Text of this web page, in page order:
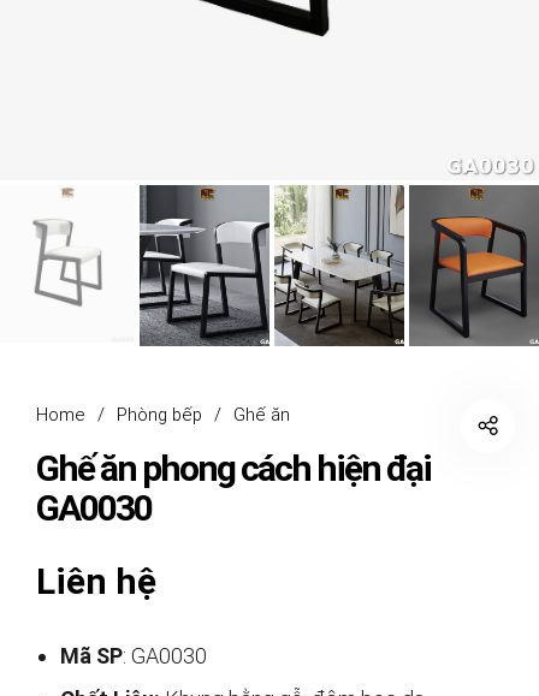
Home / Phòng bếp / Ghế ăn
Ghế ăn phong cách hiện đại
GA0030
Liên hệ
Mã SP: GA0030